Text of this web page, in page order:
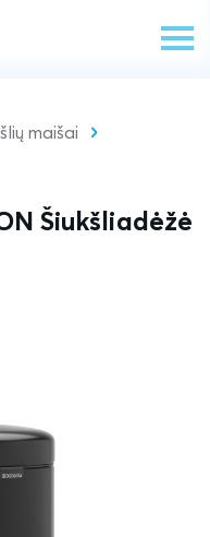
maišai
Šiukšliadėžė